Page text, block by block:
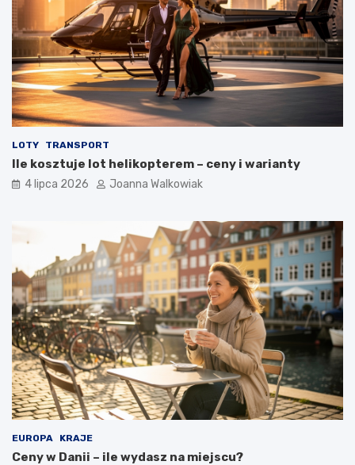
LOTY TRANSPORT
Ile kosztuje lot helikopterem – ceny i warianty
4 lipca 2026 Joanna Walkowiak
EUROPA KRAJE
Ceny w Danii – ile wydasz na miejscu?